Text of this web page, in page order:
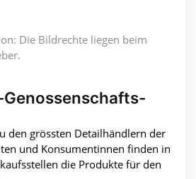
Die Bildrechte liegen beim
den grössten Detailhändlern der
und Konsumentinnen finden in
die Produkte für den